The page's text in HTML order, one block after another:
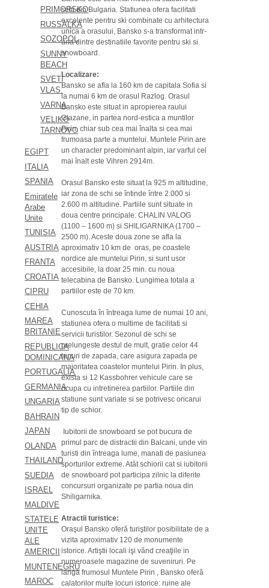
PRIMORSKO
RUSSALKA
SOZOPOL
SUNNY
BEACH
SVETI
VLAS.
VARNA
VELIKO
TARNOVO
EGIPT
ITALIA
SPANIA
Emiratele
Arabe
Unite
TUNISIA
AUSTRIA
FRANTA
CROATIA
CIPRU
CEHIA
MAREA
BRITANIE
REPUBLICA
DOMINICANA
PORTUGALIA
GERMANIA
UNGARIA
BAHRAIN
JAPAN
OLANDA
THAILAND
SUEDIA
ISRAEL
MALDIVE
STATELE
UNITE
ALE
AMERICII
MUNTENEGRU
MAROC
schi din Bulgaria. Statiunea ofera facilitati
excelente pentru ski combinate cu arhitectura
unica a orasului, Bansko s-a transformat intr-
una dintre destinatiile favorite pentru ski si
snowboard.
Localizare:
Bansko se afla la 160 km de capitala Sofia si
la numai 6 km de orasul Razlog. Orasul
Bansko este situat in apropierea raului
Glazane, in partea nord-estica a muntilor
Pirin, chiar sub cea mai înalta si cea mai
frumoasa parte a muntelui. Muntele Pirin are
un character predominant alpin, iar varful cel
mai înalt este Vihren 2914m.
Orasul Bansko este situat la 925 m altitudine,
iar zona de schi se întinde între 2.000 si
2.600 m altitudine. Partiile sunt situate in
doua centre principale: CHALIN VALOG
(1100 – 1600 m) si SHILIGARNIKA (1700 –
2500 m). Aceste doua zone se afla la
aproximativ 10 km de oras, pe coastele
nordice ale muntelui Pirin, si sunt usor
accesibile, la doar 25 min. cu noua
telecabina de Bansko. Lungimea totala a
partiilor este de 70 km.
Cunoscuta în întreaga lume de numai 10 ani,
statiunea ofera o multime de facilitati si
servicii turistilor. Sezonul de schi se
prelungeste destul de mult, gratie celor 44
tunuri de zapada, care asigura zapada pe
majoritatea coastelor muntelui Pirin. In plus,
exista si 12 Kassbohrer vehicule care se
ocupa cu intretinerea partiilor. Partiile din
statiune sunt variate si se potrivesc oricarui
tip de schior.
Iubitorii de snowboard se pot bucura de
primul parc de distractii din Balcani, unde vin
turisti din întreaga lume, manati de pasiunea
sporturilor extreme. Atât schiorii cat si iubitorii
de snowboard pot participa zilnic la diferite
concursuri organizate pe partia noua din
Shiligarnika.
Atractii turistice:
Oraşul Bansko oferă turiştilor posibilitate de a
vizita aproximativ 120 de monumente
istorice. Artiştii locali işi vănd creaţiile in
numeroasele magazine de suveniruri. Pe
langa frumosul Muntele Pirin , Bansko oferă
calatorilor multe locuri istorice: ruine ale